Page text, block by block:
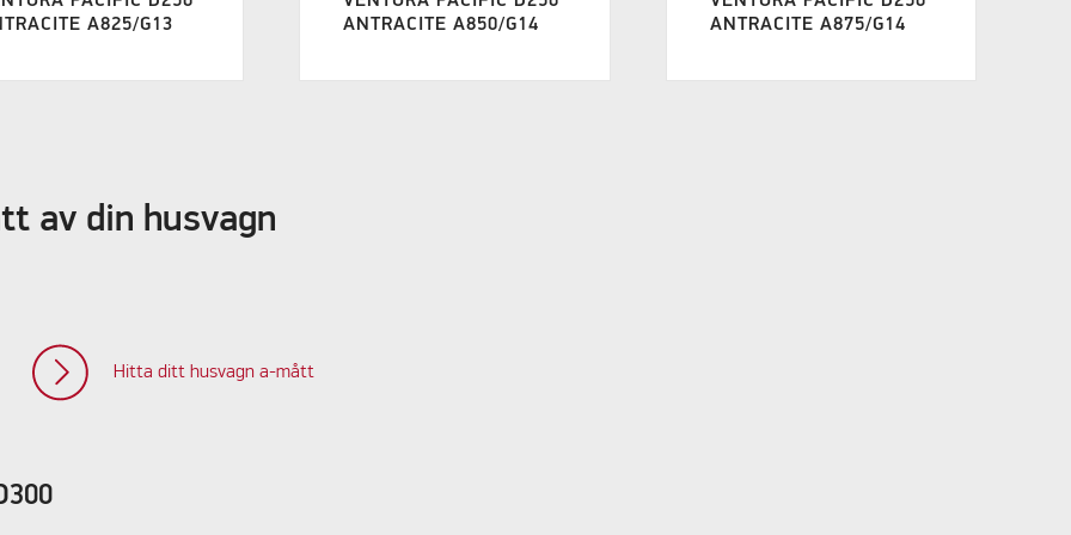
A825/G13
ANTRACITE A850/G14
ANTRACITE A875/G14
av din husvagn
Hitta ditt husvagn a-mått